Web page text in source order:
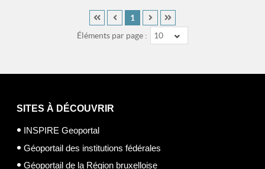
Éléments par page : 10
1
SITES À DÉCOUVRIR
INSPIRE Geoportal
Géoportail des institutions fédérales
Géoportail de la Région bruxelloise